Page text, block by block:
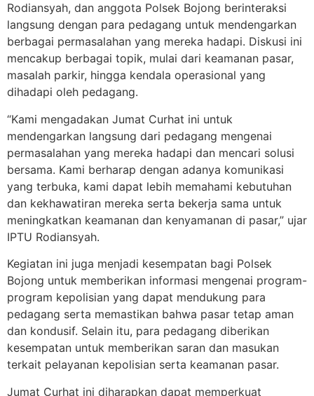
Rodiansyah, dan anggota Polsek Bojong berinteraksi
langsung dengan para pedagang untuk mendengarkan
berbagai permasalahan yang mereka hadapi. Diskusi ini
mencakup berbagai topik, mulai dari keamanan pasar,
masalah parkir, hingga kendala operasional yang
dihadapi oleh pedagang.
“Kami mengadakan Jumat Curhat ini untuk
mendengarkan langsung dari pedagang mengenai
permasalahan yang mereka hadapi dan mencari solusi
bersama. Kami berharap dengan adanya komunikasi
yang terbuka, kami dapat lebih memahami kebutuhan
dan kekhawatiran mereka serta bekerja sama untuk
meningkatkan keamanan dan kenyamanan di pasar,” ujar
IPTU Rodiansyah.
Kegiatan ini juga menjadi kesempatan bagi Polsek
Bojong untuk memberikan informasi mengenai program-
program kepolisian yang dapat mendukung para
pedagang serta memastikan bahwa pasar tetap aman
dan kondusif. Selain itu, para pedagang diberikan
kesempatan untuk memberikan saran dan masukan
terkait pelayanan kepolisian serta keamanan pasar.
Jumat Curhat ini diharapkan dapat memperkuat